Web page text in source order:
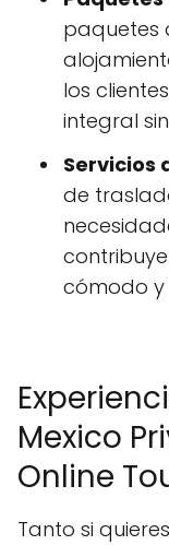
paquetes
los
integral
Servicios
de
cómodo y
Mexico
Online
Tanto si